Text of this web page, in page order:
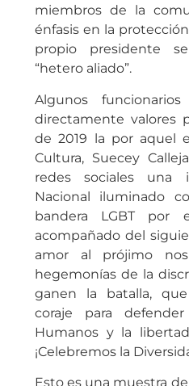
miembros de la
énfasis en la
propio presidente
“hetero aliado”.
Algunos
directamente valores
de 2019 la por aquel
Cultura, Suecey
redes sociales una
Nacional iluminado
bandera LGBT por
acompañado del
amor al prójimo
hegemonías de la
ganen la batalla,
coraje para
Humanos y la
¡Celebremos la
Esto es una muestra